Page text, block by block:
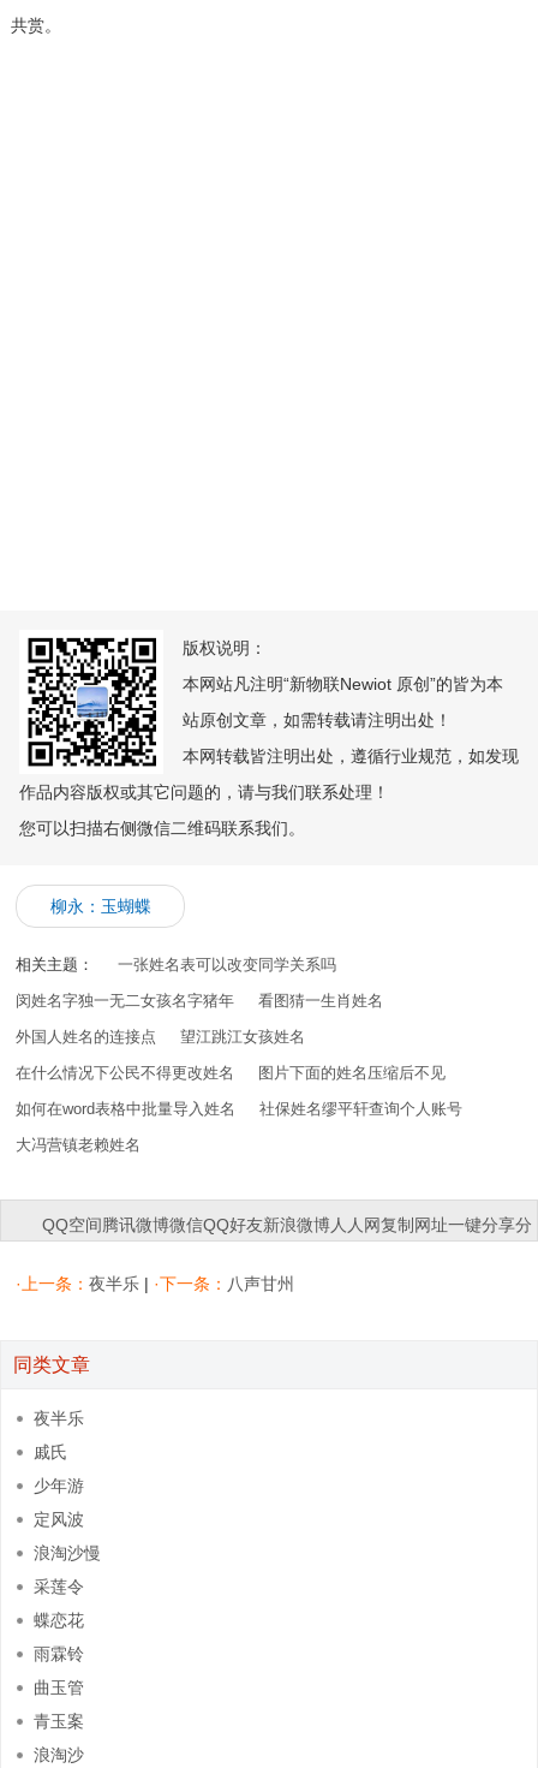
共赏。
版权说明：
本网站凡注明“新物联Newiot 原创”的皆为本
站原创文章，如需转载请注明出处！
本网转载皆注明出处，遵循行业规范，如发现
作品内容版权或其它问题的，请与我们联系处理！
您可以扫描右侧微信二维码联系我们。
柳永：玉蝴蝶
相关主题：
一张姓名表可以改变同学关系吗
闵姓名字独一无二女孩名字猪年
看图猜一生肖姓名
外国人姓名的连接点
望江跳江女孩姓名
在什么情况下公民不得更改姓名
图片下面的姓名压缩后不见
如何在word表格中批量导入姓名
社保姓名缪平轩查询个人账号
大冯营镇老赖姓名
QQ空间腾讯微博微信QQ好友新浪微博人人网复制网址一键分享分
·上一条：夜半乐 | ·下一条： 八声甘州
同类文章
夜半乐
戚氏
少年游
定风波
浪淘沙慢
采莲令
蝶恋花
雨霖铃
曲玉管
青玉案
浪淘沙